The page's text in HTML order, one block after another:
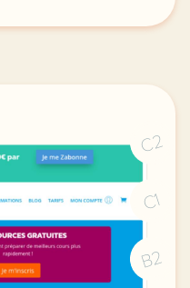
de notre onzieme
C2
C1
B2